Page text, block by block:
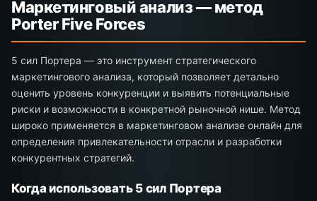
Маркетинговый анализ — метод
Porter Five Forces
5 сил Портера — это инструмент стратегического
маркетингового анализа, который позволяет детально
оценить уровень конкуренции и выявить потенциальные
риски и возможности в конкретной рыночной нише. Метод
широко применяется в маркетинговом анализе онлайн для
определения привлекательности отрасли и разработки
конкурентных стратегий.
Когда использовать 5 сил Портера